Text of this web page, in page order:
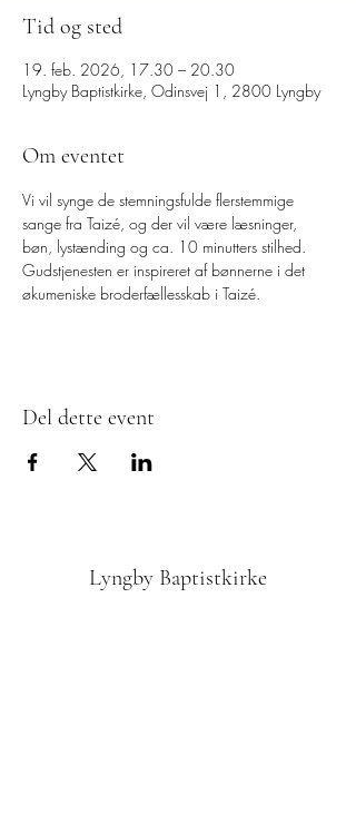
Tid og sted
19. feb. 2026, 17.30 – 20.30
Lyngby Baptistkirke, Odinsvej 1, 2800 Lyngby
Om eventet
Vi vil synge de stemningsfulde flerstemmige
sange fra Taizé, og der vil være læsninger,
bøn, lystænding og ca. 10 minutters stilhed.
Gudstjenesten er inspireret af bønnerne i det
økumeniske broderfællesskab i Taizé.
Del dette event
Lyngby Baptistkirke